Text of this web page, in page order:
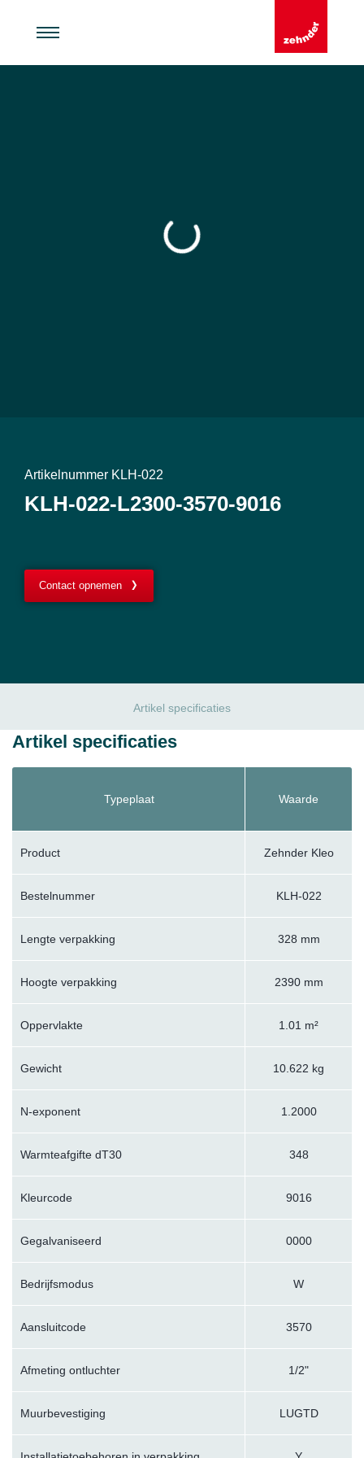
Artikelnummer KLH-022
KLH-022-L2300-3570-9016
Contact opnemen
Artikel specificaties
Artikel specificaties
Typeplaat Waarde
Product Zehnder Kleo
Bestelnummer KLH-022
Lengte verpakking 328 mm
Hoogte verpakking 2390 mm
Oppervlakte 1.01 m²
Gewicht 10.622 kg
N-exponent 1.2000
Warmteafgifte dT30 348
Kleurcode 9016
Gegalvaniseerd 0000
Bedrijfsmodus W
Aansluitcode 3570
Afmeting ontluchter 1/2"
Muurbevestiging LUGTD